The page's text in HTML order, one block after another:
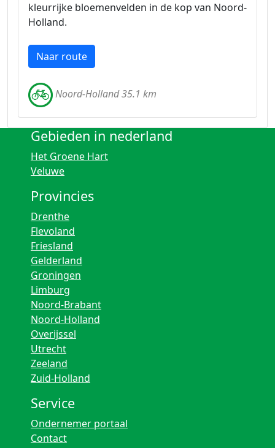
kleurrijke bloemenvelden in de kop van Noord-
Holland.
Naar route
Noord-Holland 35.1 km
Gebieden in nederland
Het Groene Hart
Veluwe
Provincies
Drenthe
Flevoland
Friesland
Gelderland
Groningen
Limburg
Noord-Brabant
Noord-Holland
Overijssel
Utrecht
Zeeland
Zuid-Holland
Service
Ondernemer portaal
Contact